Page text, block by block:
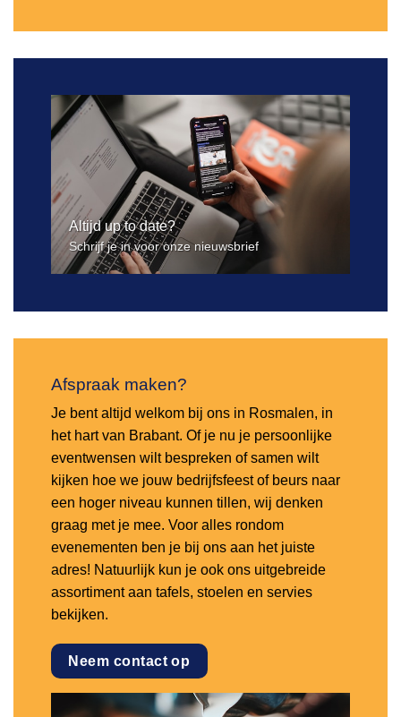
Altijd up to date?
Schrijf je in voor onze nieuwsbrief
Afspraak maken?
Je bent altijd welkom bij ons in Rosmalen, in
het hart van Brabant. Of je nu je persoonlijke
eventwensen wilt bespreken of samen wilt
kijken hoe we jouw bedrijfsfeest of beurs naar
een hoger niveau kunnen tillen, wij denken
graag met je mee. Voor alles rondom
evenementen ben je bij ons aan het juiste
adres! Natuurlijk kun je ook ons uitgebreide
assortiment aan tafels, stoelen en servies
bekijken.
Neem contact op